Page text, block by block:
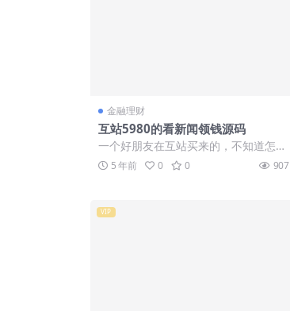
金融理财
互站5980的看新闻领钱源码
一个好朋友在互站买来的，不知道怎么
评价这种类型的源码，东西如下图，贵
是真贵，遇到...
5 年前 0 0 907
VIP